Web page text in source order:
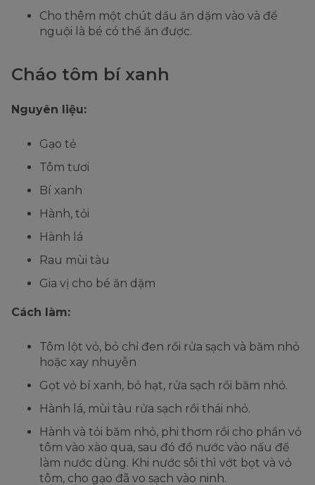
Cho thêm một chút dầu ăn dặm vào và để
nguội là bé có thể ăn được.
Cháo tôm bí xanh
Nguyên liệu:
Gạo tẻ
Tôm tươi
Bí xanh
Hành, tỏi
Hành lá
Rau mùi tàu
Gia vị cho bé ăn dặm
Cách làm:
Tôm lột vỏ, bỏ chỉ đen rồi rửa sạch và băm nhỏ
hoặc xay nhuyễn
Gọt vỏ bí xanh, bỏ hạt, rửa sạch rồi băm nhỏ.
Hành lá, mùi tàu rửa sạch rồi thái nhỏ.
Hành và tỏi băm nhỏ, phi thơm rồi cho phần vỏ
tôm vào xào qua, sau đó đổ nước vào nấu để
làm nước dùng. Khi nước sôi thì vớt bọt và vỏ
tôm, cho gạo đã vo sạch vào ninh.